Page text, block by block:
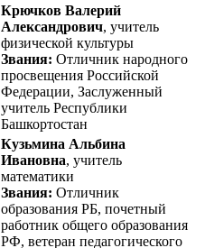
Крючков Валерий
Александрович, учитель
физической культуры
Звания: Отличник народного
просвещения Российской
Федерации, Заслуженный
учитель Республики
Башкортостан
Кузьмина Альбина
Ивановна, учитель
математики
Звания: Отличник
образования РБ, почетный
работник общего образования
РФ, ветеран педагогического